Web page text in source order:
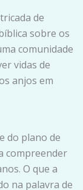
de
sobre os
comunidade
vidas de
anjos em
do plano de
compreender
O que a
na palavra de